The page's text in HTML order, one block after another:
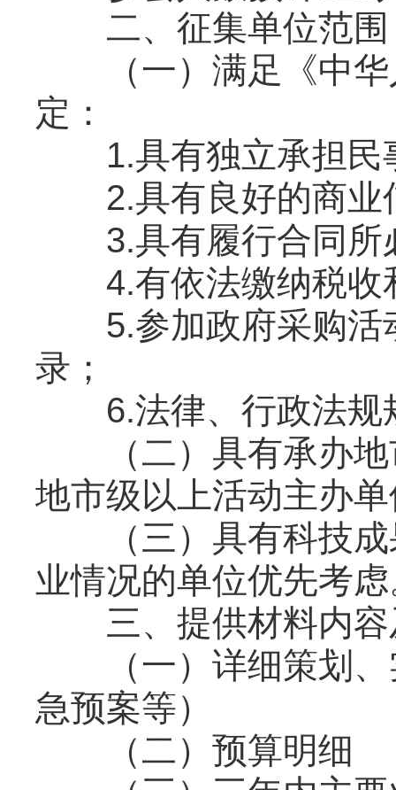
二、征集单位范围
（一）满足《中华
定：
1.具有独立承担民
2.具有良好的商业
3.具有履行合同所
4.有依法缴纳税收
5.参加政府采购活
录；
6.法律、行政法规
（二）具有承办地
地市级以上活动主办
（三）具有科技成
业情况的单位优先考
三、提供材料内
（一）详细策划、
急预案等）
（二）预算明细